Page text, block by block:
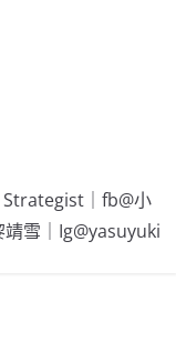
｜fb@小
雪｜Ig@yasuyuki